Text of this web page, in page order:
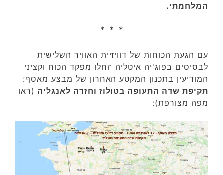
המלחמתי.
* * *
עם הגעת הכוחות של דוויזיית האוויר השלישית
לבסיסים בפוג'יה איטליה החלו מפקד הכוח וקציני
המודיעין בתכנון המקטע האחרון של מבצע מאסף:
תקיפת שדה התעופה בטולוז וחזרה לאנגליה (ראו
מפה מצורפת):